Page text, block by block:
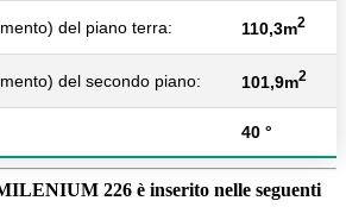
del piano terra: 110,3m2
del secondo piano: 101,9m2
40 °
226 è inserito nelle seguenti